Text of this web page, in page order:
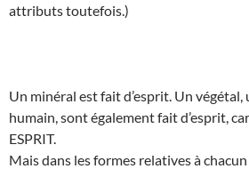
attributs toutefois.)
Un minéral est fait d’esprit. Un
humain, sont également fait d’esprit,
ESPRIT.
Mais dans les formes relatives à chacun